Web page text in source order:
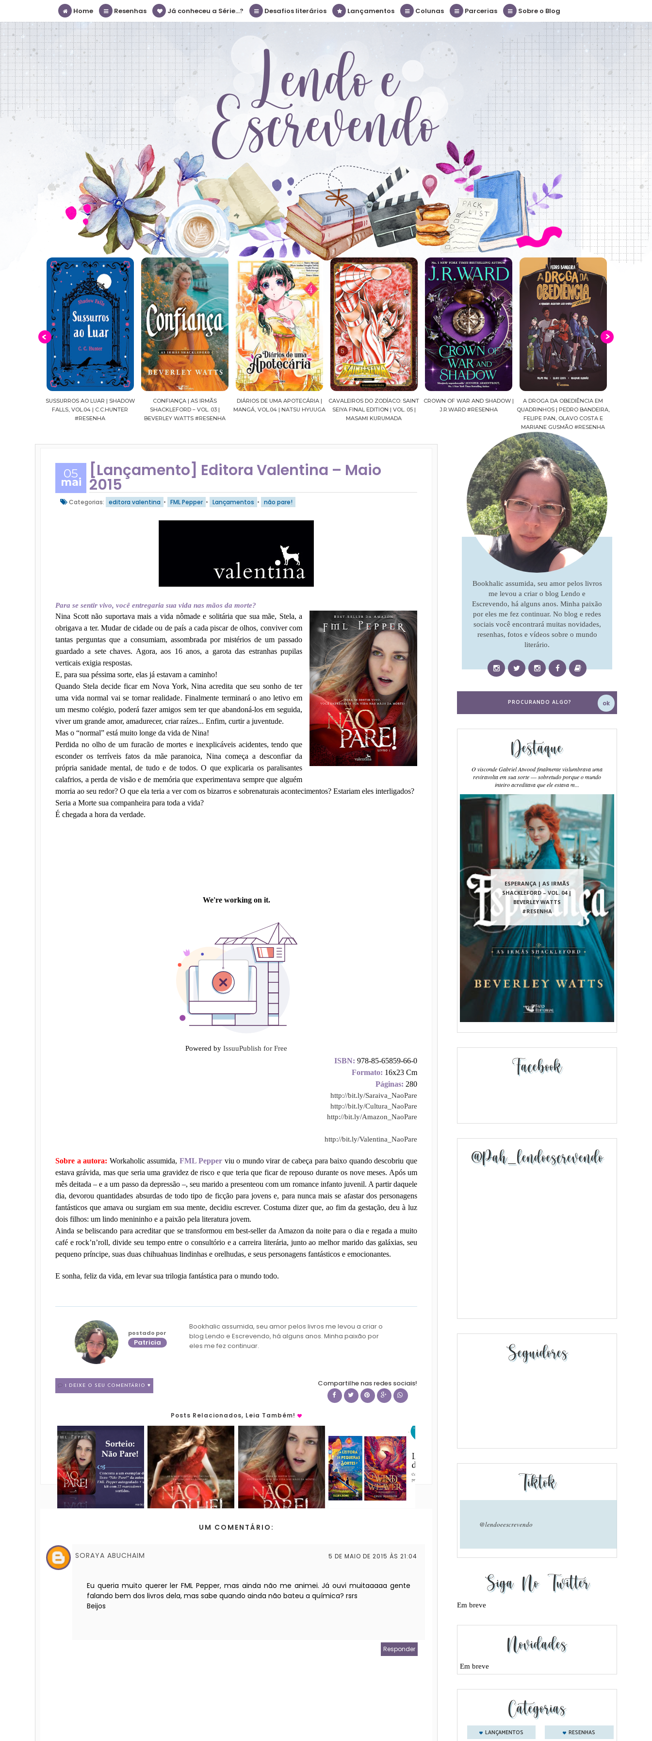
Home Resenhas Já conheceu a Série...? Desafios literários Lançamentos Colunas Parcerias Sobre o Blog
SUSSURROS AO LUAR | SHADOW
FALLS, VOL.04 | C.C.HUNTER
#RESENHA
CONFIANÇA | AS IRMÃS
SHACKLEFORD – VOL. 03 |
BEVERLEY WATTS #RESENHA
DIÁRIOS DE UMA APOTECÁRIA |
MANGÁ, VOL.04 | NATSU HYUUGA
CAVALEIROS DO ZODÍACO: SAINT
SEIYA FINAL EDITION | VOL. 05 |
MASAMI KURUMADA
CROWN OF WAR AND SHADOW |
J.R.WARD #RESENHA
A DROGA DA OBEDIÊNCIA EM
QUADRINHOS | PEDRO BANDEIRA,
FELIPE PAN, OLAVO COSTA E
MARIANE GUSMÃO #RESENHA
05
mai
[Lançamento] Editora Valentina – Maio
2015
Categorias: editora valentina • FML Pepper • Lançamentos • não pare!
Para se sentir vivo, você entregaria sua vida nas mãos da morte?
Nina Scott não suportava mais a vida nômade e solitária que sua mãe, Stela, a
obrigava a ter. Mudar de cidade ou de país a cada piscar de olhos, conviver com
tantas perguntas que a consumiam, assombrada por mistérios de um passado
guardado a sete chaves. Agora, aos 16 anos, a garota das estranhas pupilas
verticais exigia respostas.
E, para sua péssima sorte, elas já estavam a caminho!
Quando Stela decide ficar em Nova York, Nina acredita que seu sonho de ter
uma vida normal vai se tornar realidade. Finalmente terminará o ano letivo em
um mesmo colégio, poderá fazer amigos sem ter que abandoná-los em seguida,
viver um grande amor, amadurecer, criar raízes... Enfim, curtir a juventude.
Mas o “normal” está muito longe da vida de Nina!
Perdida no olho de um furacão de mortes e inexplicáveis acidentes, tendo que
esconder os terríveis fatos da mãe paranoica, Nina começa a desconfiar da
própria sanidade mental, de tudo e de todos. O que explicaria os paralisantes
calafrios, a perda de visão e de memória que experimentava sempre que alguém
morria ao seu redor? O que ela teria a ver com os bizarros e sobrenaturais acontecimentos? Estariam eles interligados?
Seria a Morte sua companheira para toda a vida?
É chegada a hora da verdade.
Powered by IssuuPublish for Free
ISBN: 978-85-65859-66-0
Formato: 16x23 Cm
Páginas: 280
http://bit.ly/Saraiva_NaoPare
http://bit.ly/Cultura_NaoPare
http://bit.ly/Amazon_NaoPare
http://bit.ly/Valentina_ NaoPare
Sobre a autora: Workaholic assumida, FML Pepper viu o mundo virar de cabeça para baixo quando descobriu que
estava grávida, mas que seria uma gravidez de risco e que teria que ficar de repouso durante os nove meses. Após um
mês deitada – e a um passo da depressão –, seu marido a presenteou com um romance infanto juvenil. A partir daquele
dia, devorou quantidades absurdas de todo tipo de ficção para jovens e, para nunca mais se afastar dos personagens
fantásticos que amava ou surgiam em sua mente, decidiu escrever. Costuma dizer que, ao fim da gestação, deu à luz
dois filhos: um lindo menininho e a paixão pela literatura jovem.
Ainda se beliscando para acreditar que se transformou em best-seller da Amazon da noite para o dia e regada a muito
café e rock’n’roll, divide seu tempo entre o consultório e a carreira literária, junto ao melhor marido das galáxias, seu
pequeno príncipe, suas duas chihuahuas lindinhas e orelhudas, e seus personagens fantásticos e emocionantes.
E sonha, feliz da vida, em levar sua trilogia fantástica para o mundo todo.
postado por
Patricia
Bookhalic assumida, seu amor pelos livros me levou a criar o
blog Lendo e Escrevendo, há alguns anos. Minha paixão por
eles me fez continuar.
1 DEIXE O SEU COMENTÁRIO ♥ Compartilhe nas redes sociais!
Posts Relacionados, Leia Também!
UM COMENTÁRIO:
SORAYA ABUCHAIM 5 DE MAIO DE 2015 ÀS 21:04
Eu queria muito querer ler FML Pepper, mas ainda não me animei. Já ouvi muitaaaaa gente
falando bem dos livros dela, mas sabe quando ainda não bateu a química? rsrs
Beijos
Responder
Bookhalic assumida, seu amor pelos livros
me levou a criar o blog Lendo e
Escrevendo, há alguns anos. Minha paixão
por eles me fez continuar. No blog e redes
sociais você encontrará muitas novidades,
resenhas, fotos e vídeos sobre o mundo
literário.
Destaque
ESPERANÇA | AS IRMÃS
SHACKLEFORD – VOL. 04 |
BEVERLEY WATTS
#RESENHA
O visconde Gabriel Atwood finalmente vislumbrava uma
reviravolta em sua sorte ― sobretudo porque o mundo
inteiro acreditava que ele estava m...
Facebook
@pah_lendoescrevendo
Seguidores
Tiktok
@lendoeescrevendo
Siga No Twitter
Em breve
Novidades
Em breve
Categorias
LANÇAMENTOS RESENHAS